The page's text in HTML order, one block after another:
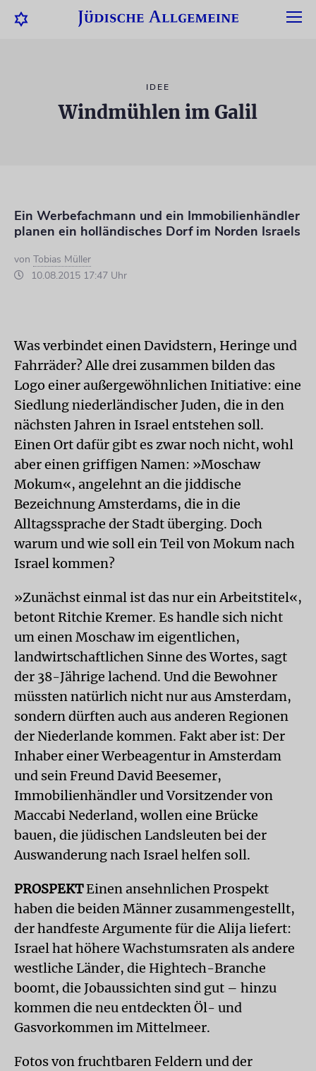
IDEE
Windmühlen im Galil
Ein Werbefachmann und ein Immobilienhändler
planen ein holländisches Dorf im Norden Israels
von Tobias Müller
10.08.2015 17:47 Uhr
Was verbindet einen Davidstern, Heringe und
Fahrräder? Alle drei zusammen bilden das
Logo einer außergewöhnlichen Initiative: eine
Siedlung niederländischer Juden, die in den
nächsten Jahren in Israel entstehen soll.
Einen Ort dafür gibt es zwar noch nicht, wohl
aber einen griffigen Namen: »Moschaw
Mokum«, angelehnt an die jiddische
Bezeichnung Amsterdams, die in die
Alltagssprache der Stadt überging. Doch
warum und wie soll ein Teil von Mokum nach
Israel kommen?
»Zunächst einmal ist das nur ein Arbeitstitel«,
betont Ritchie Kremer. Es handle sich nicht
um einen Moschaw im eigentlichen,
landwirtschaftlichen Sinne des Wortes, sagt
der 38-Jährige lachend. Und die Bewohner
müssten natürlich nicht nur aus Amsterdam,
sondern dürften auch aus anderen Regionen
der Niederlande kommen. Fakt aber ist: Der
Inhaber einer Werbeagentur in Amsterdam
und sein Freund David Beesemer,
Immobilienhändler und Vorsitzender von
Maccabi Nederland, wollen eine Brücke
bauen, die jüdischen Landsleuten bei der
Auswanderung nach Israel helfen soll.
PROSPEKTEinen ansehnlichen Prospekt
haben die beiden Männer zusammengestellt,
der handfeste Argumente für die Alija liefert:
Israel hat höhere Wachstumsraten als andere
westliche Länder, die Hightech-Branche
boomt, die Jobaussichten sind gut – hinzu
kommen die neu entdeckten Öl- und
Gasvorkommen im Mittelmeer.
Fotos von fruchtbaren Feldern und der